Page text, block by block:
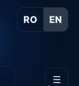
RO EN
☰